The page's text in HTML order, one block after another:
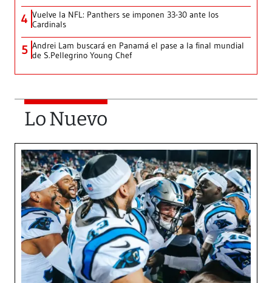
4 Vuelve la NFL: Panthers se imponen 33-30 ante los
Cardinals
5 Andrei Lam buscará en Panamá el pase a la final mundial
de S.Pellegrino Young Chef
Lo Nuevo